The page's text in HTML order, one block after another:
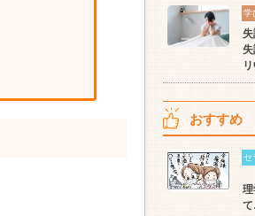
学
失
おすすめ
セ